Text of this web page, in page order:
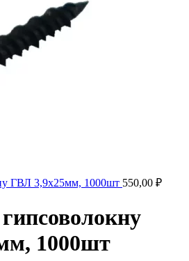
ГВЛ 3,9х25мм, 1000шт 550,00 ₽
1000шт